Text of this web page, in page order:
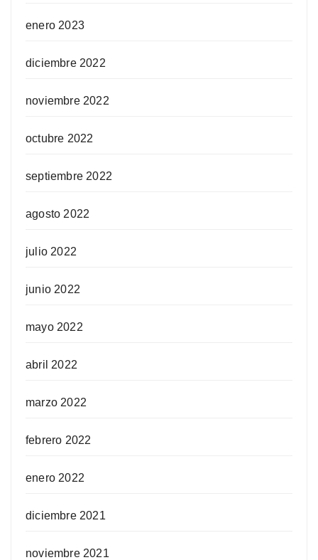
enero 2023
diciembre 2022
noviembre 2022
octubre 2022
septiembre 2022
agosto 2022
julio 2022
junio 2022
mayo 2022
abril 2022
marzo 2022
febrero 2022
enero 2022
diciembre 2021
noviembre 2021